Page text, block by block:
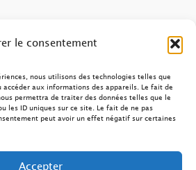
le consentement
nous utilisons des technologies telles que
aux informations des appareils. Le fait de
permettra de traiter des données telles que le
les ID uniques sur ce site. Le fait de ne pas
peut avoir un effet négatif sur certaines
Accepter
Contact
Humaine